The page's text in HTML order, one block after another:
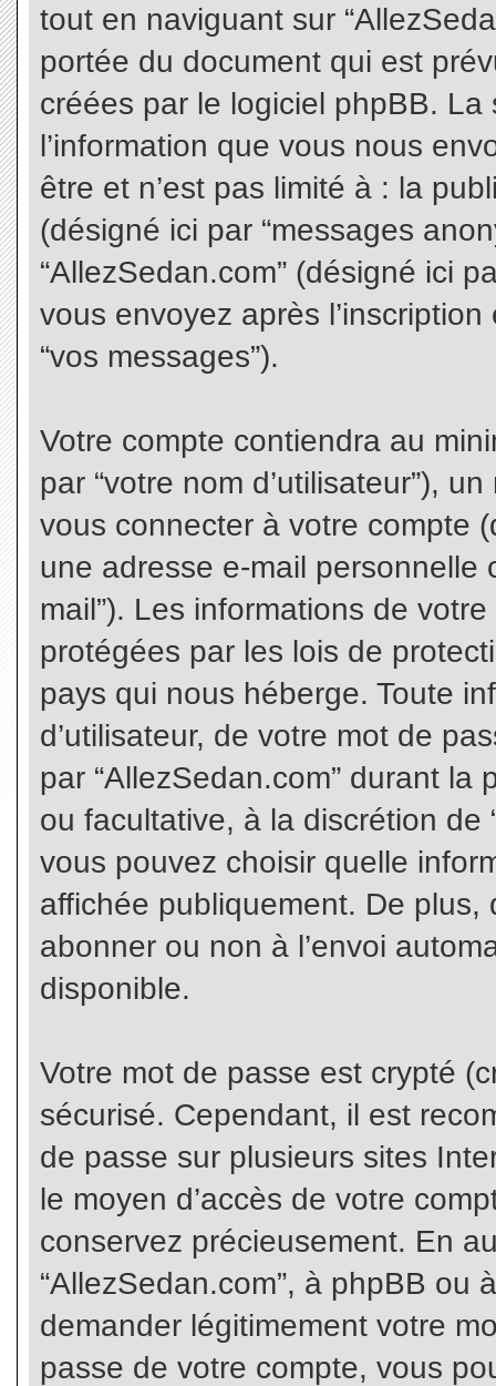
tout en naviguant sur
portée du document qui est
créées par le logiciel phpBB.
l’information que vous nous
être et n’est pas limité à : la
(désigné ici par “messages
“AllezSedan.com” (désigné ici
vous envoyez après
“vos messages”).
Votre compte contiendra au
par “votre nom d’utilisateur”),
vous connecter à votre compte
une adresse e-mail personnelle
mail”). Les informations de
protégées par les lois de
pays qui nous héberge. Toute
d’utilisateur, de votre mot de
par “AllezSedan.com” durant la
ou facultative, à la discrétion de
vous pouvez choisir quelle
affichée publiquement. De plus,
abonner ou non à l’envoi
disponible.
Votre mot de passe est crypté
sécurisé. Cependant, il est
de passe sur plusieurs sites
le moyen d’accès de votre
conservez précieusement. En
“AllezSedan.com”, à phpBB ou
demander légitimement votre
passe de votre compte, vous